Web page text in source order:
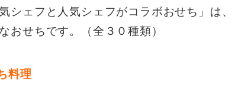
シェフと人気シェフがコラボおせち」は、
おせちです。（全３０種類）